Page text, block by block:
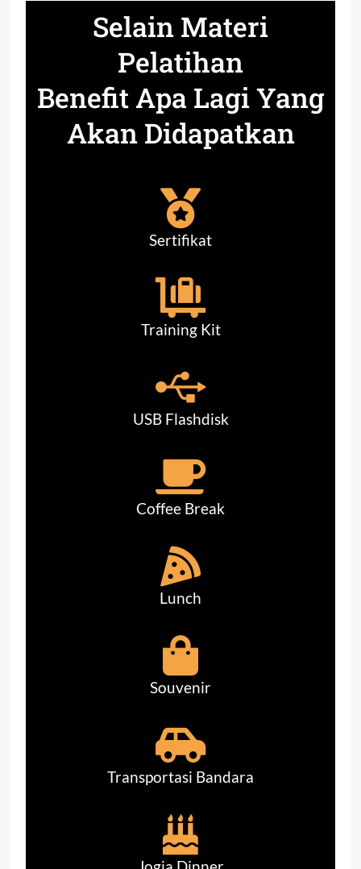
Selain Materi
Pelatihan
Benefit Apa Lagi Yang
Akan Didapatkan
Sertifikat
Training Kit
USB Flashdisk
Coffee Break
Lunch
Souvenir
Transportasi Bandara